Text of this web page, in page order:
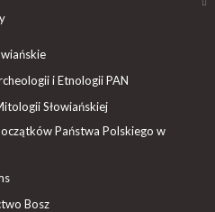
i Etnologii PAN
Słowiańskiej
Państwa Polskiego w
Bosz